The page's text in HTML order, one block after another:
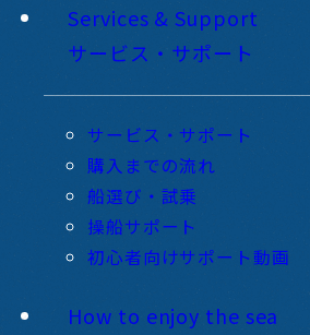
Services & Support
サービス・サポート
サービス・サポート
購入までの流れ
船選び・試乗
操船サポート
初心者向けサポート動画
How to enjoy the sea